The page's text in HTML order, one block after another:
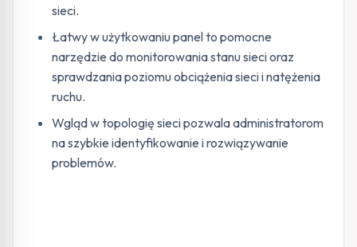
sieci.
Łatwy w użytkowaniu panel to pomocne
narzędzie do monitorowania stanu sieci oraz
sprawdzania poziomu obciążenia sieci i natężenia
ruchu.
Wgląd w topologię sieci pozwala administratorom
na szybkie identyfikowanie i rozwiązywanie
problemów.